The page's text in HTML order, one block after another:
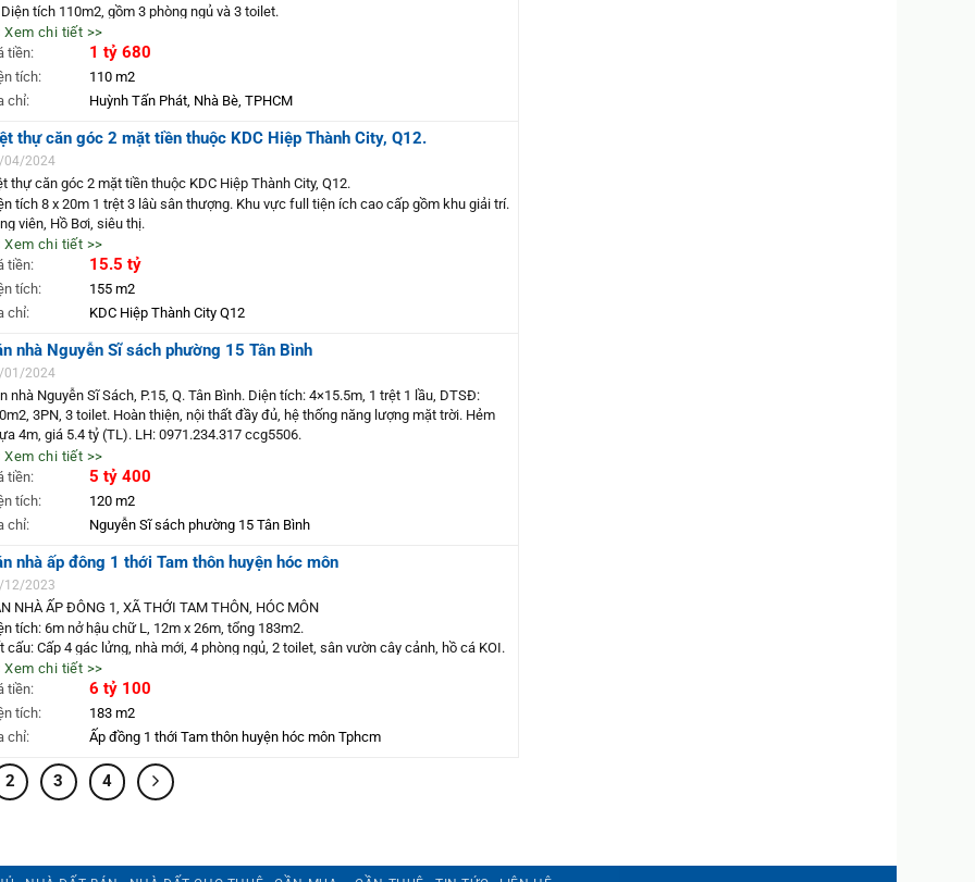
www.fb.com/sieureland
#nhasieure #nhagovap #batdongsan #nhaquan12 #nhahocmon
#nhasohongrieng #nhapho #nhahemxehoi #nhamattien
#bannha #bietthu #villa #bandat #nhacap4 #bất_động_sản
thự căn góc 2 mặt tiền thuộc KDC Hiệp Thành City, Q12.
thự mặt tiền đường TCH04
tích 110m2, gồm 3 phòng ngủ và 3 toilet.
ích bao gồm phòng gym, hồ bơi, khu vui chơi trẻ em.
chốt: 1 tỷ 680 triệu.
hệ: 0934578383.
Siêu Rẻ – Chúng Tôi Cam Kết:
ảnh thật 100%
hệ xem nhà miễn phí: 093457.8383
www.nhasieure.vn
www.fb.com/sieureland
#nhasieure #nhagovap #batdongsan #nhaquan12 #nhahocmon
#nhasohongrieng #nhapho #nhahemxehoi #nhamattien
#bannha #bietthu #villa #bandat #nhacap4 #bất_động_sản
Xem chi tiết >>
tiền:
1 tỷ 680
tích:
110 m2
chỉ:
Huỳnh Tấn Phát, Nhà Bè, TPHCM
thự căn góc 2 mặt tiền thuộc KDC Hiệp Thành City, Q12.
04/2024
thự căn góc 2 mặt tiền thuộc KDC Hiệp Thành City, Q12.
tích 8 x 20m 1 trệt 3 lâù sân thượng. Khu vực full tiện ích cao cấp gồm khu giải trí.
viên, Hồ Bơi, siêu thị.
góc 2 mặt tiền đường 12m có vĩa hè. Vị trí siêu đẹp nhất khu vực với View công
thoáng mát.
bán gấp 15.5 tỷ bớt lộc
hệ: 093457.8383 ccg3456
Xem chi tiết >>
tiền:
15.5 tỷ
tích:
155 m2
chỉ:
KDC Hiệp Thành City Q12
nhà Nguyễn Sĩ sách phường 15 Tân Bình
01/2024
nhà Nguyễn Sĩ Sách, P.15, Q. Tân Bình. Diện tích: 4×15.5m, 1 trệt 1 lầu, DTSĐ:
3PN, 3 toilet. Hoàn thiện, nội thất đầy đủ, hệ thống năng lượng mặt trời. Hẻm
4m, giá 5.4 tỷ (TL). LH: 0971.234.317 ccg5506.
Xem chi tiết >>
tiền:
5 tỷ 400
tích:
120 m2
chỉ:
Nguyễn Sĩ sách phường 15 Tân Bình
nhà ấp đông 1 thới Tam thôn huyện hóc môn
12/2023
NHÀ ẤP ĐÔNG 1, XÃ THỚI TAM THÔN, HÓC MÔN
tích: 6m nở hậu chữ L, 12m x 26m, tổng 183m2.
cấu: Cấp 4 gác lửng, nhà mới, 4 phòng ngủ, 2 toilet, sân vườn cây cảnh, hồ cá KOI.
trước để 2 ô tô.
6m thông.
đẹp, giáp quận 12, tiện ích xung quanh đầy đủ, gần chợ, trường học.
6.1 tỷ (thương lượng)
hệ: 0971.234.317 (ccg2023)
Xem chi tiết >>
tiền:
6 tỷ 100
tích:
183 m2
chỉ:
Ấp đồng 1 thới Tam thôn huyện hóc môn Tphcm
2 3 4